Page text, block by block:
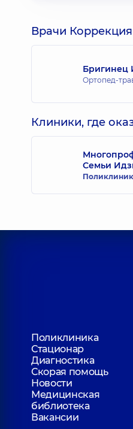
Врачи
Бригинец
Ортопед-
Клиники, где
Семьи
Поликлиника
Стационар
Диагностика
Скорая помощь
Новости
Медицинская
библиотека
Вакансии